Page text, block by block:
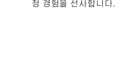
청 경험을 선사합니다.